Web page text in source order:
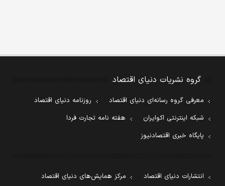
گروه نشریات دنیای اقتصاد
معرفی گروه رسانه‌ای دنیای اقتصاد
روزنامه دنیای اقتصاد
شبکه اینترنتی اکوایران
هفته نامه تجارت فردا
پایگاه خبری اقتصادنیوز
انتشارات دنیای اقتصاد
مرکز همایش‌های دنیای اقتصاد